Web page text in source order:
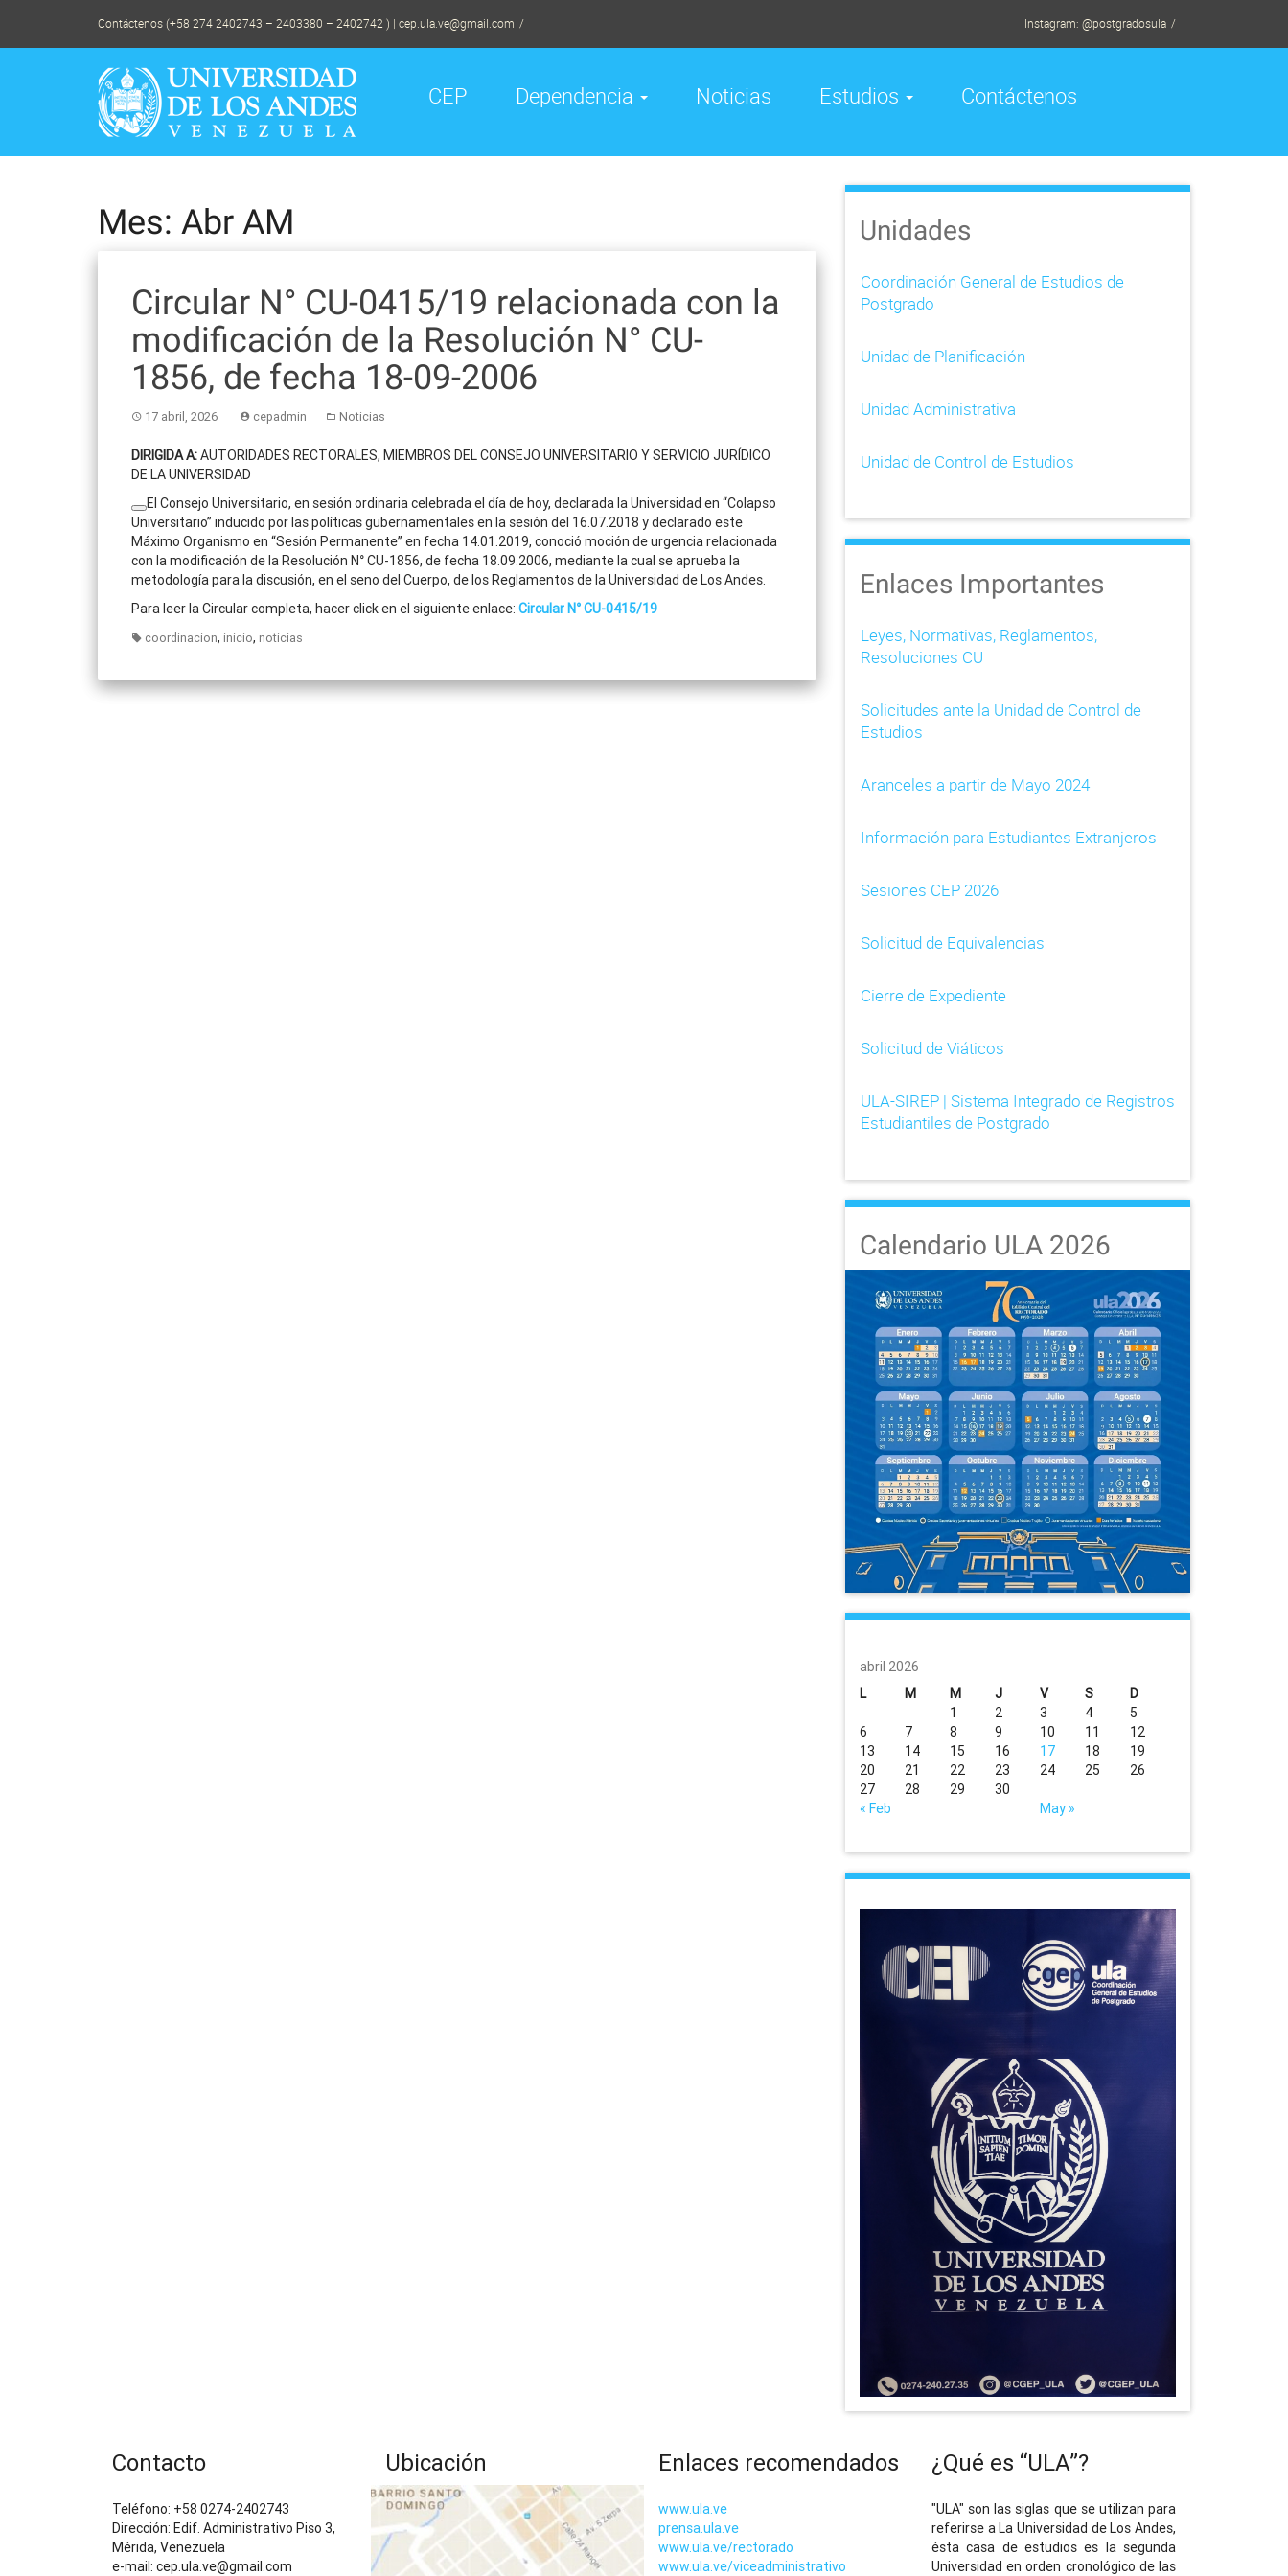
content
Contáctenos (+58 274 2402743 – 2403380 – 2402742 ) | cep.ula.ve@gmail.com Instagram: @postgradosula
CEP Dependencia Noticias Estudios Contáctenos
Mes: Abr AM
Circular N° CU-0415/19 relacionada con la
modificación de la Resolución N° CU-
1856, de fecha 18-09-2006
17 abril, 2026 cepadmin Noticias
DIRIGIDA A:AUTORIDADES RECTORALES, MIEMBROS DEL CONSEJO UNIVERSITARIO Y SERVICIO JURÍDICO
DE LA UNIVERSIDAD
El Consejo Universitario, en sesión ordinaria celebrada el día de hoy, declarada la Universidad en “Colapso
Universitario” inducido por las políticas gubernamentales en la sesión del 16.07.2018 y declarado este
Máximo Organismo en “Sesión Permanente” en fecha 14.01.2019, conoció moción de urgencia relacionada
con la modificación de la Resolución N°CU-1856, de fecha 18.09.2006, mediante la cual se aprueba la
metodología para la discusión, en el seno del Cuerpo, de los Reglamentos de la Universidad de Los Andes.
Para leer la Circular completa, hacer click en el siguiente enlace: Circular N° CU-0415/19
coordinacion, inicio, noticias
Unidades
Coordinación General de Estudios de
Postgrado
Unidad de Planificación
Unidad Administrativa
Unidad de Control de Estudios
Enlaces Importantes
Leyes, Normativas, Reglamentos,
Resoluciones CU
Solicitudes ante la Unidad de Control de
Estudios
Aranceles a partir de Mayo 2024
Información para Estudiantes Extranjeros
Sesiones CEP 2026
Solicitud de Equivalencias
Cierre de Expediente
Solicitud de Viáticos
ULA-SIREP | Sistema Integrado de Registros
Estudiantiles de Postgrado
Calendario ULA 2026
abril 2026
L
M M J V S D
« Feb May »
1 2 3 4
5
6
7 8 9 10 11
12
13
14 15 16 17 18
19
20
21 22 23 24 25
26
27
28 29 30
Contacto
Teléfono: +58 0274-2402743
Dirección: Edif. Administrativo Piso 3,
Mérida, Venezuela
e-mail: cep.ula.ve@gmail.com
Ubicación Enlaces recomendados
www.ula.ve
prensa.ula.ve
www.ula.ve/rectorado
www.ula.ve/viceadministrativo
¿Qué es “ULA”?
"ULA" son las siglas que se utilizan para
referirse a La Universidad de Los Andes,
ésta casa de estudios es la segunda
Universidad en orden cronológico de las